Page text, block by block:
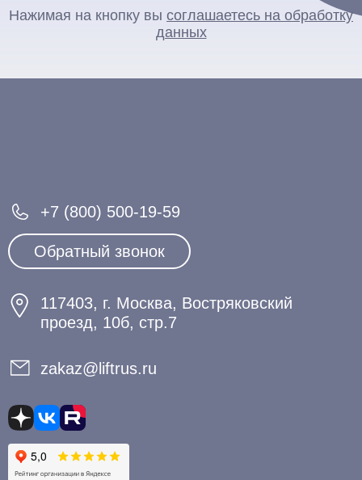
Нажимая на кнопку вы соглашаетесь на обработку
данных
+7 (800) 500-19-59
Обратный звонок
117403, г. Москва, Востряковский
проезд, 10б, стр.7
zakaz@liftrus.ru